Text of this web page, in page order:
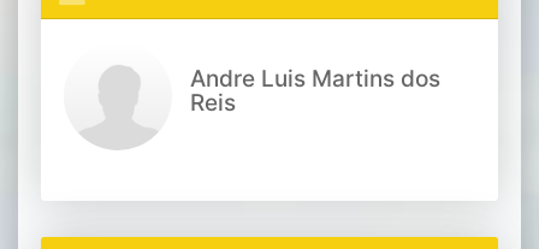
Andre Luis Martins dos
Reis